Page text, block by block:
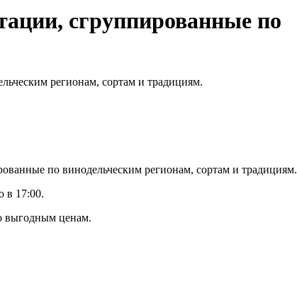
сгруппированные по
регионам, сортам и традициям.
по винодельческим регионам, сортам и традициям.
в 17:00.
выгодным ценам.